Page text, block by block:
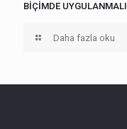
BİÇİMDE
Daha fazla oku